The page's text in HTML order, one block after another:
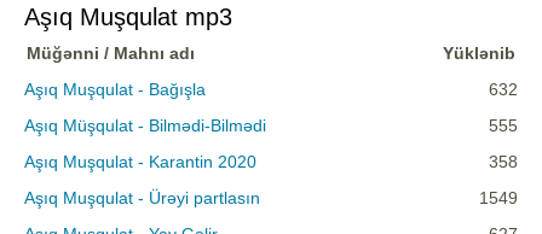
Aşıq Muşqulat mp3
Müğənni / Mahnı adı
Yüklənib
Aşıq Muşqulat - Bağışla
632
Aşıq Müşqulat - Bilmədi-Bilmədi
555
Aşıq Muşqulat - Karantin 2020
358
Aşıq Muşqulat - Ürəyi partlasın
1549